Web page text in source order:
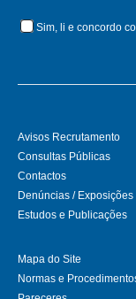
Sim, li e concordo
Avisos Recrutamento
Consultas Públicas
Contactos
Denúncias / Exposições
Estudos e Publicações
Mapa do Site
Normas e